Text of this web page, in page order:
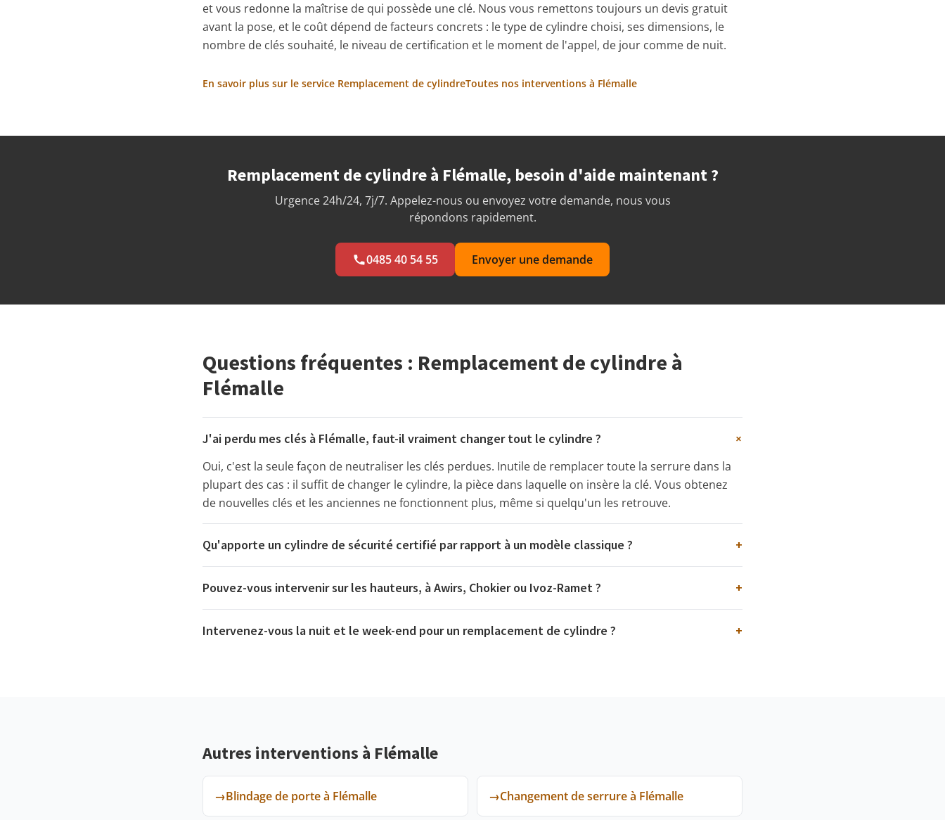
et vous redonne la maîtrise de qui possède une clé. Nous vous remettons toujours un devis gratuit
avant la pose, et le coût dépend de facteurs concrets : le type de cylindre choisi, ses dimensions, le
nombre de clés souhaité, le niveau de certification et le moment de l'appel, de jour comme de nuit.
En savoir plus sur le service Remplacement de cylindreToutes nos interventions à Flémalle
Remplacement de cylindre à Flémalle, besoin d'aide maintenant ?
Urgence 24h/24, 7j/7. Appelez-nous ou envoyez votre demande, nous vous
répondons rapidement.
0485 40 54 55 Envoyer une demande
Questions fréquentes : Remplacement de cylindre à
Flémalle
J'ai perdu mes clés à Flémalle, faut-il vraiment changer tout le cylindre ? +
Oui, c'est la seule façon de neutraliser les clés perdues. Inutile de remplacer toute la serrure dans la
plupart des cas : il suffit de changer le cylindre, la pièce dans laquelle on insère la clé. Vous obtenez
de nouvelles clés et les anciennes ne fonctionnent plus, même si quelqu'un les retrouve.
Qu'apporte un cylindre de sécurité certifié par rapport à un modèle classique ? +
Pouvez-vous intervenir sur les hauteurs, à Awirs, Chokier ou Ivoz-Ramet ? +
Intervenez-vous la nuit et le week-end pour un remplacement de cylindre ? +
Autres interventions à Flémalle
→Blindage de porte à Flémalle →Changement de serrure à Flémalle